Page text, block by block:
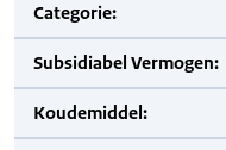
Categorie:
Subsidiabel Vermogen:
Koudemiddel: